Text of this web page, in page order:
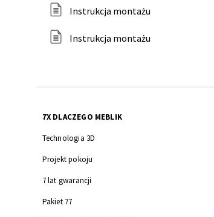
Instrukcja montażu
Instrukcja montażu
7X DLACZEGO MEBLIK
Technologia 3D
Projekt pokoju
7 lat gwarancji
Pakiet 77